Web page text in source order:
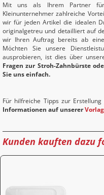
Mit uns als Ihrem Partner
Kleinunternehmer zahlreiche
wir für jeden Artikel die idealen
originalgetreu und detailliert auf
wir Ihren Auftrag bereits ab
Möchten Sie unsere
ausprobieren, ist dies über
Fragen zur Stroh-Zahnbürste
Sie uns einfach.
Für hilfreiche Tipps zur
Informationen auf unserer
Kunden kauften dazu